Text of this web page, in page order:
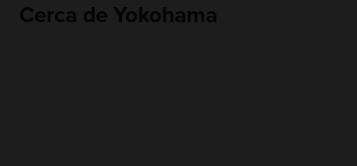
Cerca de Yokohama